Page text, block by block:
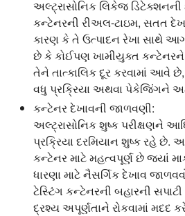
અલ્ટ્રાસોનિક લિકેજ
કન્ટેનરની રીઅલ-ટાઇમ, સતત
કારણ કે તે ઉત્પાદન રેખા સાથે
છે કે કોઈપણ ખામીયુક્ત
તેને તાત્કાલિક દૂર કરવામાં આવે
વધુ પ્રક્રિયા અથવા પેકેજિંગને
કન્ટેનર દેખાવની જાળવણી:
અલ્ટ્રાસોનિક શુષ્ક પરીક્ષણને
પ્રક્રિયા દરમિયાન શુષ્ક રહે છે.
કન્ટેનર માટે મહત્વપૂર્ણ છે જ્યાં
ધારણા માટે નૈસર્ગિક દેખાવ
ટેસ્ટિંગ કન્ટેનરની બહારની
દ્રશ્ય અપૂર્ણતાને રોકવામાં મદદ